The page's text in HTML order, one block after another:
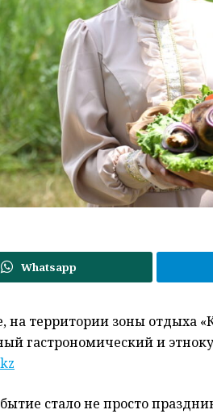
Whatsapp
на территории зоны отдыха
гастрономический и
стало не просто